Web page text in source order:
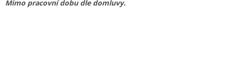
Mimo pracovní dobu dle domluvy.